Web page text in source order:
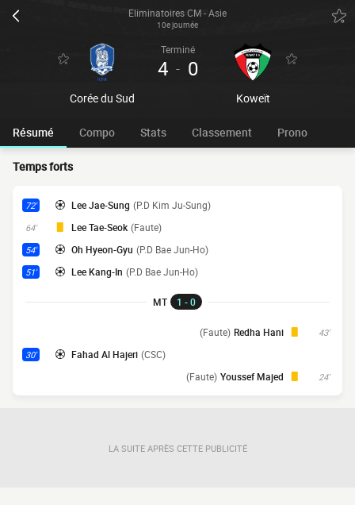
Eliminatoires CM - Asie
10e journée
Corée du Sud
Terminé
4 - 0
Koweït
Résumé Compo Stats Classement Prono
Temps forts
72' Lee Jae-Sung (P.D Kim Ju-Sung)
64' Lee Tae-Seok (Faute)
54' Oh Hyeon-Gyu (P.D Bae Jun-Ho)
51' Lee Kang-In (P.D Bae Jun-Ho)
MT 1 - 0
43'
Redha Hani
(Faute)
30' Fahad Al Hajeri (CSC)
24'
Youssef Majed
(Faute)
LA SUITE APRÈS CETTE PUBLICITÉ